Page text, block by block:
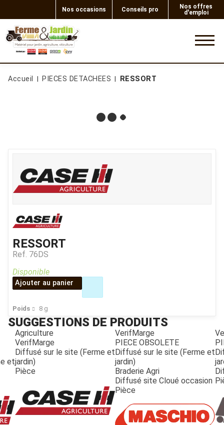
Nos occasions Conseils pro
Nos offres
d'emploi
Accueil PIECES DETACHEES RESSORT
RESSORT
Ref. 76DS
Poids 8 g
Disponible
Ajouter au panier
SUGGESTIONS DE PRODUITS
et
Agriculture
VerifMarge
Diffusé sur le site (Ferme et
jardin)
Pièce
VerifMarge
PIECE OBSOLETE
Diffusé sur le site (Ferme et
jardin)
Braderie Agri
Diffusé site Cloué occasion
Pièce